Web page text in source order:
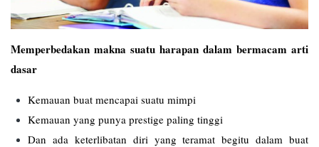
Memperbedakan makna suatu harapan dalam bermacam arti
dasar
Kemauan buat mencapai suatu mimpi
Kemauan yang punya prestige paling tinggi
Dan ada keterlibatan diri yang teramat begitu dalam buat